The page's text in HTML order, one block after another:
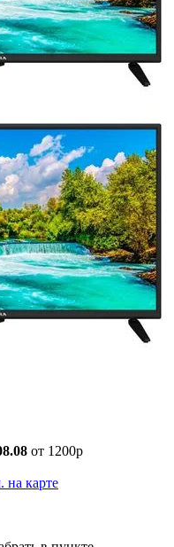
от 1200р
на карте